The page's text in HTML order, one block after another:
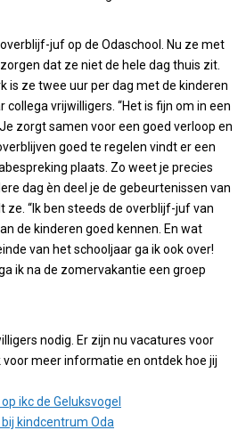
juf op de Odaschool. Nu ze met
dat ze niet de hele dag thuis zit.
is ze twee uur per dag met de kinderen
vrijwilligers. “Het is fijn om in een
zorgt samen voor een goed verloop en
goed te regelen vindt er een
plaats. Zo weet je precies
dag èn deel je de gebeurtenissen van
ze. “Ik ben steeds de overblijf-juf van
de kinderen goed kennen. En wat
van het schooljaar ga ik ook over!
ik na de zomervakantie een groep
nodig. Er zijn nu vacatures voor
voor meer informatie en ontdek hoe jij
ikc de Geluksvogel
kindcentrum Oda